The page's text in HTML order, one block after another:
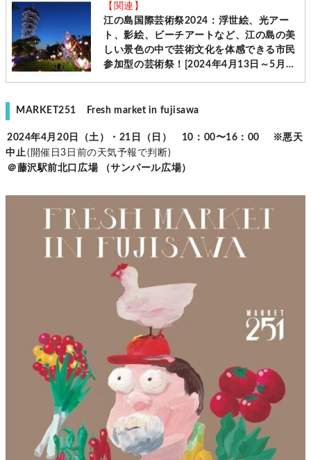
【関連】
江の島国際芸術祭2024：浮世絵、光アー
ト、影絵、ビーチアートなど、江の島の美
しい景色の中で芸術文化を体感できる市民
参加型の芸術祭！[2024年4月13日～5月31
MARKET251 Fresh market in fujisawa
2024年4月20日（土）・21日（日） 10：00〜16：00
※悪天
中止(開催日3日前の天気予報で判断)
＠藤沢駅前北口広場 （サンパール広場）